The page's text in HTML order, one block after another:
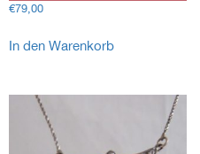
€79,00
In den Warenkorb